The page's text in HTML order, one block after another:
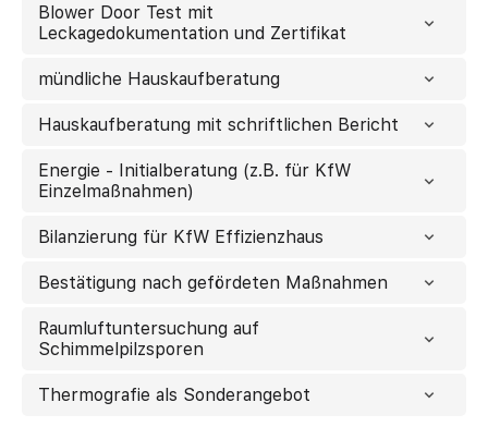
Blower Door Test mit
Leckagedokumentation und Zertifikat
mündliche Hauskaufberatung
Hauskaufberatung mit schriftlichen Bericht
Energie - Initialberatung (z.B. für KfW
Einzelmaßnahmen)
Bilanzierung für KfW Effizienzhaus
Bestätigung nach gefördeten Maßnahmen
Raumluftuntersuchung auf
Schimmelpilzsporen
Thermografie als Sonderangebot